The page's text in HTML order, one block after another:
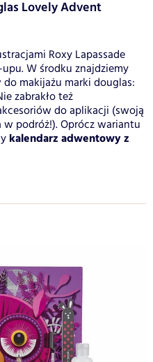
Lovely Advent
Roxy Lapassade
W środku znajdziemy
makijażu marki douglas:
zabrakło też
do aplikacji (swoją
podróż!). Oprócz wariantu
kalendarz adwentowy z